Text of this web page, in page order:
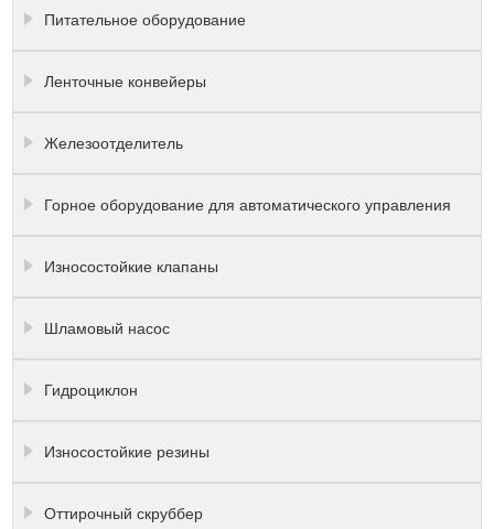
Питательное оборудование
Ленточные конвейеры
Железоотделитель
Горное оборудование для автоматического управления
Износостойкие клапаны
Шламовый насос
Гидроциклон
Износостойкие резины
Оттирочный скруббер